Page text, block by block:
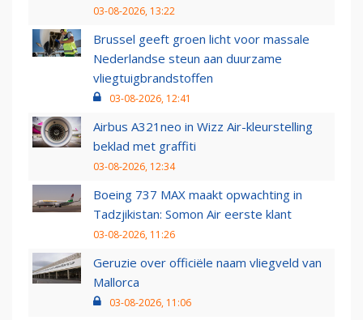
03-08-2026, 13:22
Brussel geeft groen licht voor massale
Nederlandse steun aan duurzame
vliegtuigbrandstoffen
03-08-2026, 12:41
Airbus A321neo in Wizz Air-kleurstelling
beklad met graffiti
03-08-2026, 12:34
Boeing 737 MAX maakt opwachting in
Tadzjikistan: Somon Air eerste klant
03-08-2026, 11:26
Geruzie over officiële naam vliegveld van
Mallorca
03-08-2026, 11:06